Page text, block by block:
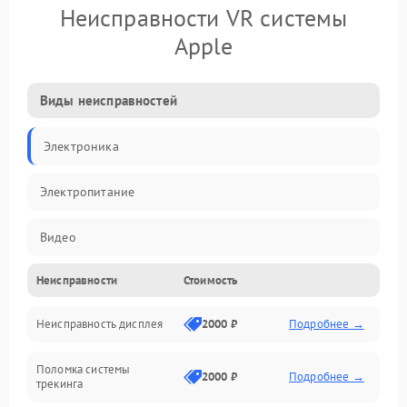
Неисправности VR системы
Apple
Виды неисправностей
Электроника
Электропитание
Видео
ПО
Сенсоры
Механические повреждения
Неисправности Стоимость
Неисправность дисплея 2000 ₽ Подробнее →
Поломка системы
трекинга
2000 ₽ Подробнее →